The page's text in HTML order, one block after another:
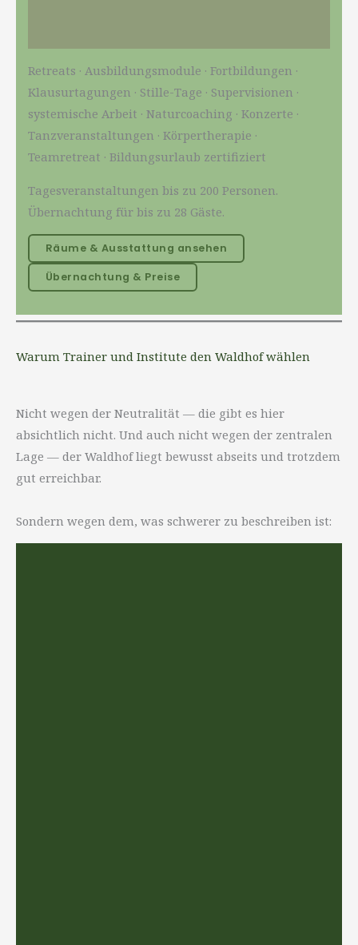
Retreats · Ausbildungsmodule · Fortbildungen ·
Klausurtagungen · Stille-Tage · Supervisionen ·
systemische Arbeit · Naturcoaching · Konzerte ·
Tanzveranstaltungen · Körpertherapie ·
Teamretreat · Bildungsurlaub zertifiziert
Tagesveranstaltungen bis zu 200 Personen.
Übernachtung für bis zu 28 Gäste.
Räume & Ausstattung ansehen
Übernachtung & Preise
Warum Trainer und Institute den Waldhof wählen
Nicht wegen der Neutralität — die gibt es hier
absichtlich nicht. Und auch nicht wegen der zentralen
Lage — der Waldhof liegt bewusst abseits und trotzdem
gut erreichbar.
Sondern wegen dem, was schwerer zu beschreiben ist: